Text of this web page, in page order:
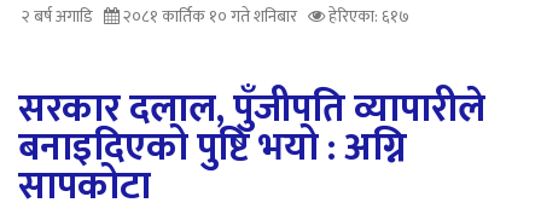
२ बर्ष अगाडि २०८१ कार्तिक १० गते शनिबार हेरिएका: ६१७
सरकार दलाल, पुँजीपति व्यापारीले
बनाइदिएको पुष्टि भयो : अग्नि
सापकोटा